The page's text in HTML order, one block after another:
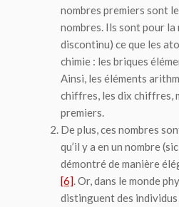
nombres premiers sont
nombres. Ils sont pour la
discontinu) ce que les
chimie : les briques
Ainsi, les éléments
chiffres, les dix chiffres,
premiers.
De plus, ces nombres
qu’il y a en un nombre
démontré de manière
[6]. Or, dans le monde
distinguent des individus